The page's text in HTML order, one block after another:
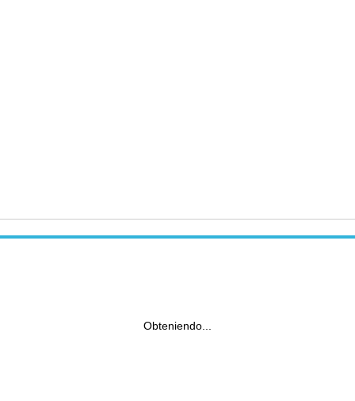
Obteniendo...